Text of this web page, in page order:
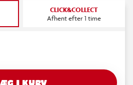
CLICK&COLLECT
Afhent efter 1 time